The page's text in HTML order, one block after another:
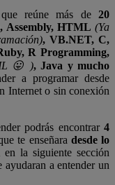
reúne más de20
Assembly, HTML(Ya
, VB.NET, C,
R Programming,
😛 ), Java y mucho
a programar desde
Internet o sin conexión
podrás encontrar 4
te enseñara desde lo
en la siguiente sección
ayudaran a entender un